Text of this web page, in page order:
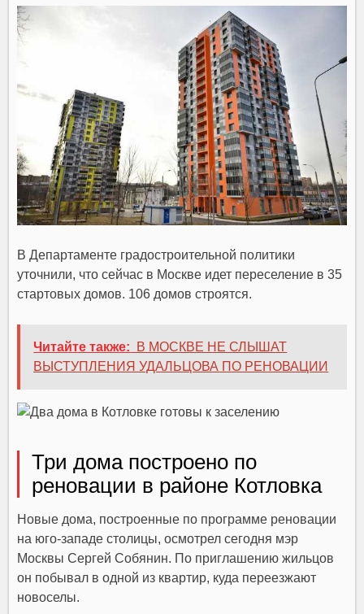
В Департаменте градостроительной политики
уточнили, что сейчас в Москве идет переселение в 35
стартовых домов. 106 домов строятся.
Читайте также:
В МОСКВЕ НЕ СЛЫШАТ
ВЫСТУПЛЕНИЯ УДАЛЬЦОВА ПО РЕНОВАЦИИ
Три дома построено по
реновации в районе Котловка
Новые дома, построенные по программе реновации
на юго-западе столицы, осмотрел сегодня мэр
Москвы Сергей Собянин. По приглашению жильцов
он побывал в одной из квартир, куда переезжают
новоселы.